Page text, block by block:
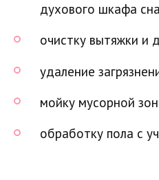
духового шкафа
очистку вытяжки и
удаление
мойку мусорной
обработку пола с